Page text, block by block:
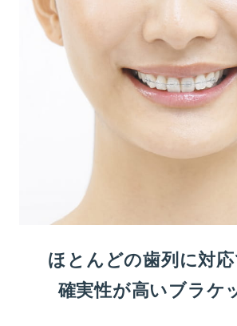
ほとんどの歯列に対応
確実性が高いブラケ